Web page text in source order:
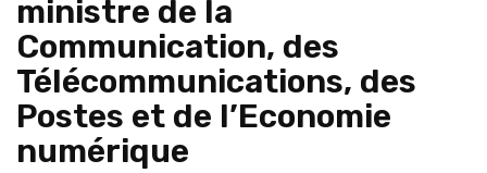
ministre de la
Communication, des
Télécommunications, des
Postes et de l’Economie
numérique